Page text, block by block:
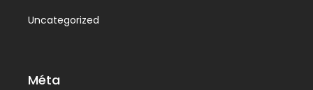
Uncategorized
Méta